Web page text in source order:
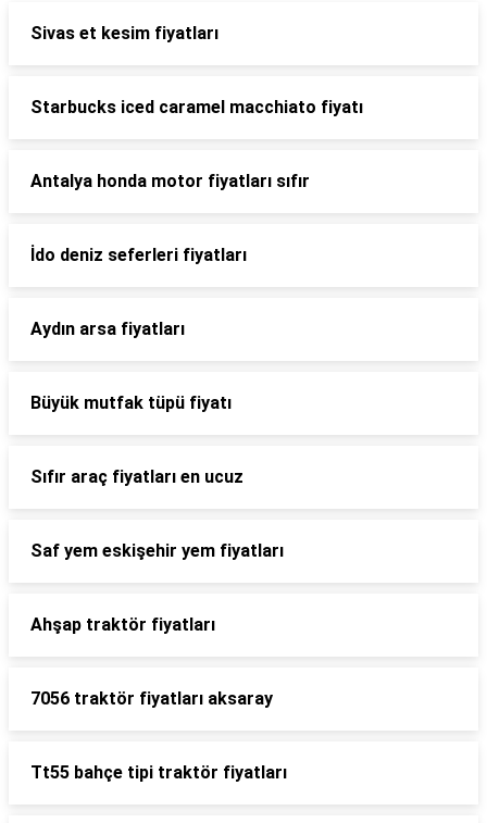
Sivas et kesim fiyatları
Starbucks iced caramel macchiato fiyatı
Antalya honda motor fiyatları sıfır
İdo deniz seferleri fiyatları
Aydın arsa fiyatları
Büyük mutfak tüpü fiyatı
Sıfır araç fiyatları en ucuz
Saf yem eskişehir yem fiyatları
Ahşap traktör fiyatları
7056 traktör fiyatları aksaray
Tt55 bahçe tipi traktör fiyatları